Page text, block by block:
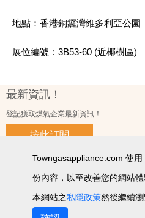
地點：香港銅鑼灣維多利亞公園
展位編號：3B53-60 (近椰樹區)
最新資訊！
登記獲取煤氣企業最新資訊！
按此訂閱
使用條款及細則 私隱政策聲明
Towngasappliance.com 使
份內容，以至改善您的網站
本網站之私隱政策然後繼續瀏